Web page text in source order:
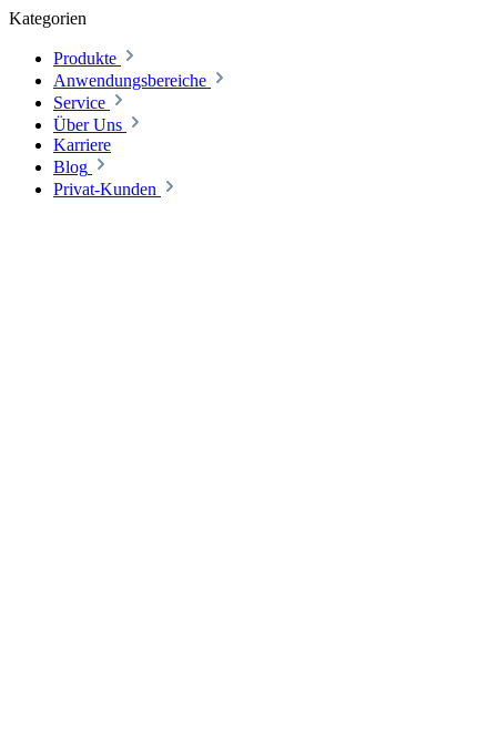
Kategorien
Produkte
Anwendungsbereiche
Service
Über Uns
Karriere
Blog
Privat-Kunden